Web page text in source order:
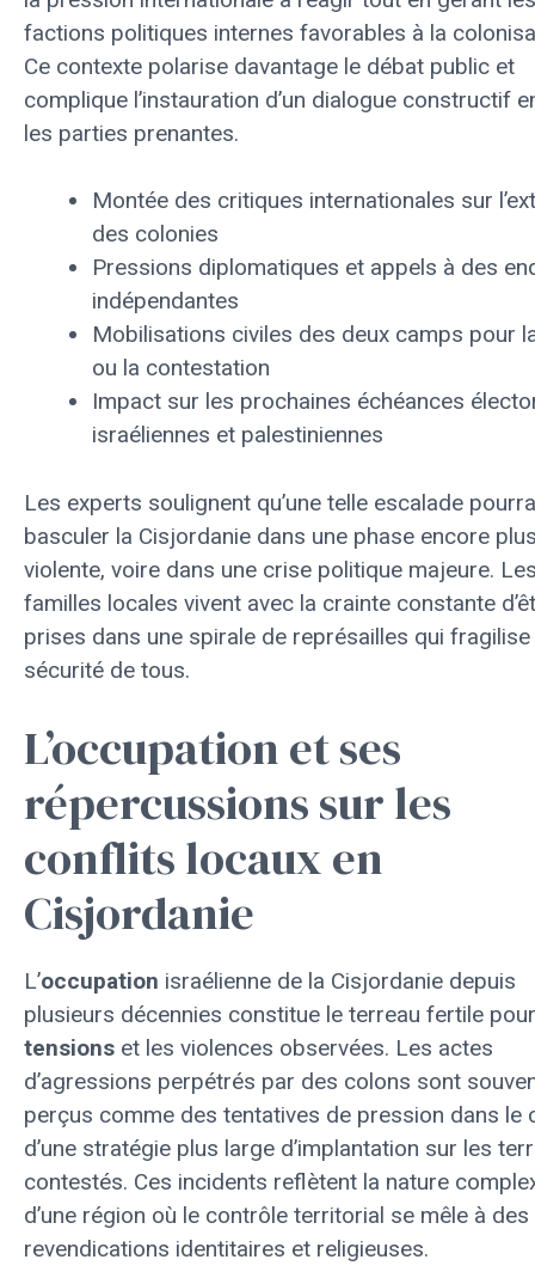
factions politiques internes favorables à la
Ce contexte polarise davantage le débat public et
complique l’instauration d’un dialogue constructif
les parties prenantes.
Montée des critiques internationales sur
des colonies
Pressions diplomatiques et appels à des
indépendantes
Mobilisations civiles des deux camps pour
ou la contestation
Impact sur les prochaines échéances
israéliennes et palestiniennes
Les experts soulignent qu’une telle escalade
basculer la Cisjordanie dans une phase encore
violente, voire dans une crise politique majeure.
familles locales vivent avec la crainte constante
prises dans une spirale de représailles qui fragilise
sécurité de tous.
L’occupation et ses
répercussions sur les
conflits locaux en
Cisjordanie
L’occupation israélienne de la Cisjordanie depuis
plusieurs décennies constitue le terreau fertile
tensions et les violences observées. Les actes
d’agressions perpétrés par des colons sont
perçus comme des tentatives de pression dans le
d’une stratégie plus large d’implantation sur les
contestés. Ces incidents reflètent la nature
d’une région où le contrôle territorial se mêle à des
revendications identitaires et religieuses.